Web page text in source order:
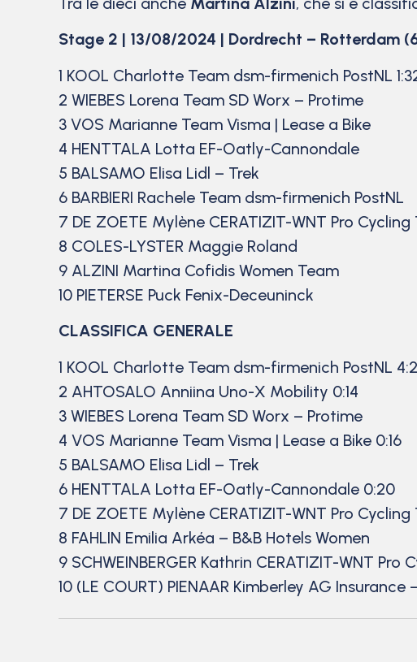
Stage 2 | 13/08/2024 | Dordrecht – Rotterdam
1 KOOL Charlotte Team dsm-firmenich PostNL
2 WIEBES Lorena Team SD Worx – Protime
3 VOS Marianne Team Visma | Lease a Bike
4 HENTTALA Lotta EF-Oatly-Cannondale
5 BALSAMO Elisa Lidl – Trek
6 BARBIERI Rachele Team dsm-firmenich PostNL
7 DE ZOETE Mylène CERATIZIT-WNT Pro Cycling
8 COLES-LYSTER Maggie Roland
9 ALZINI Martina Cofidis Women Team
10 PIETERSE Puck Fenix-Deceuninck
CLASSIFICA GENERALE
1 KOOL Charlotte Team dsm-firmenich PostNL
2 AHTOSALO Anniina Uno-X Mobility 0:14
3 WIEBES Lorena Team SD Worx – Protime
4 VOS Marianne Team Visma | Lease a Bike 0:16
5 BALSAMO Elisa Lidl – Trek
6 HENTTALA Lotta EF-Oatly-Cannondale 0:20
7 DE ZOETE Mylène CERATIZIT-WNT Pro Cycling
8 FAHLIN Emilia Arkéa – B&B Hotels Women
9 SCHWEINBERGER Kathrin CERATIZIT-WNT Pro
10 (LE COURT) PIENAAR Kimberley AG